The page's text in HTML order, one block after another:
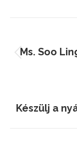
Ms. Soo
Készülj a